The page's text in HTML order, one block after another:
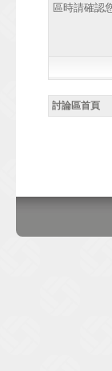
區時請確認
討論區首頁